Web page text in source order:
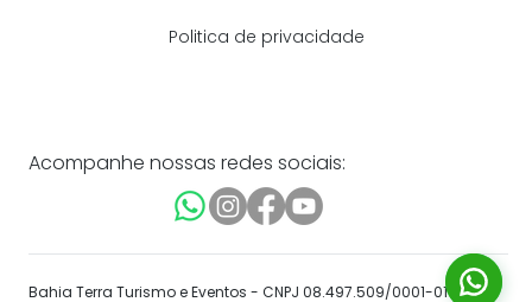
Acompanhe nossas redes sociais:
Politica de privacidade
Bahia Terra Turismo e Eventos - CNPJ 08.497.509/0001-01